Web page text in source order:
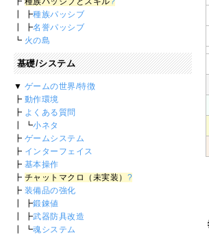
┃ ┣種族パッシブ
┃ ┣名誉パッシブ
┗ 火の島
基礎/システム
▼ ゲームの世界/特徴
┣ 動作環境
┣ よくある質問
┃ ┗小ネタ
┣ ゲームシステム
┣ インターフェイス
┣ 基本操作
┣ チャットマクロ（未実装） ?
┣ 装備品の強化
┃ ┣鍛錬値
┃ ┣武器防具改造
┃ ┗魂システム